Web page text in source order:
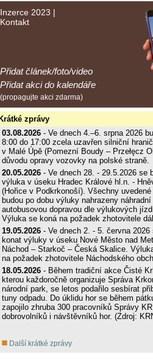
Inzerce 2023 |
Kontakt
Přidat článek/foto/video
Přidat akci do kalendáře
(propagujte akci zdarma)
Krátké zprávy
03.08.2026 - Ve dnech 4.–6. srpna 2026
8:00 do 17:00 zcela uzavřen silniční
v Malé Úpě (Pomezní Boudy – Przełęcz
důvodu opravy vozovky na polské straně.
20.05.2026 - Ve dnech 28. - 29.5.2026 se
výluka v úseku Hradec Králové hl.n. -
(Hořice v Podkrkonoší). Všechny
budou po dobu výluky nahrazeny náhradní
autobusovou dopravou dle výlukových
Výluka se koná na požadek zhotovitele
19.05.2026 - Ve dnech 2. - 5. června 2026
konat výluky v úseku Nové Město nad
Náchod – Starkoč – Česká Skalice.
na požadek zhotovitele Náchodského
18.05.2026 - Během tradiční akce Čisté
kterou každoročně organizuje Správa
národní park, se letos podařilo sesbírat
tuny odpadu. Do úklidu hor se během
zapojilo zhruba 300 pracovníků Správy
dobrovolníků i návštěvníků hor. (Zdroj:
Další krátké zprávy